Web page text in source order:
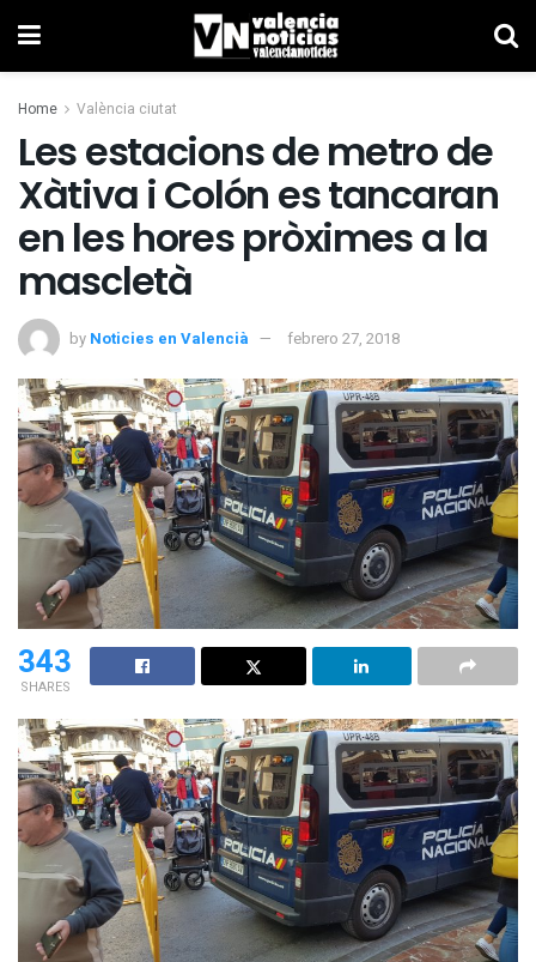
Home València ciutat
Les estacions de metro de
Xàtiva i Colón es tancaran
en les hores pròximes a la
mascletà
by Noticies en Valencià febrero 27, 2018
343
SHARES